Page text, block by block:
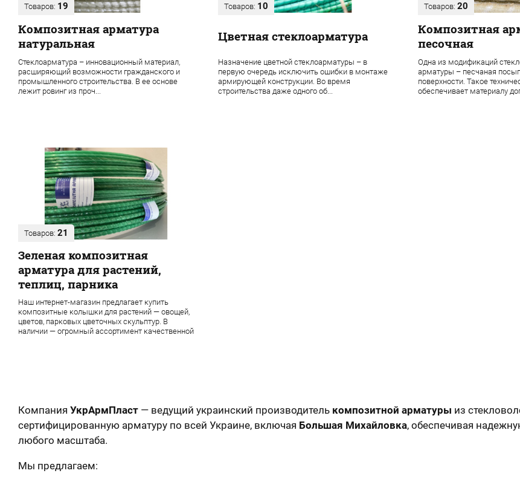
Товаров: 19
Композитная арматура
натуральная
Стеклоарматура – инновационный материал,
расширяющий возможности гражданского и
промышленного строительства. В ее основе
лежит ровинг из проч...
Товаров: 10
Цветная стеклоарматура
Назначение цветной стеклоарматуры – в
первую очередь исключить ошибки в монтаже
армирующей конструкции. Во время
строительства даже одного об...
Товаров: 20
Композитная
песочная
Одна из модификаций
арматуры – песчаная
поверхности. Такое
обеспечивает материалу
Товаров: 21
Зеленая композитная
арматура для растений,
теплиц, парника
Наш интернет-магазин предлагает купить
композитные колышки для растений — овощей,
цветов, парковых цветочных скульптур. В
наличии — огромный ассортимент качественной
Компания УкрАрмПласт — ведущий украинский производитель композитной арматуры из
сертифицированную арматуру по всей Украине, включая Большая Михайловка, обеспечивая
любого масштаба.
Мы предлагаем: